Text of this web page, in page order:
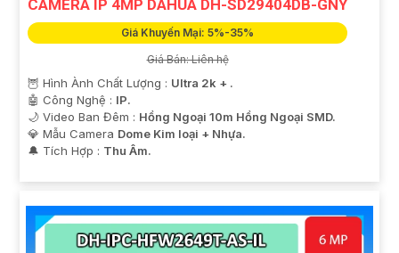
CAMERA IP 4MP DAHUA DH-SD29404DB-GNY
Giá Khuyến Mại: 5%-35%
Giá Bán: Liên hệ
🦉 Hình Ành Chất Lượng : Ultra 2k + .
🤖️ Công Nghệ : IP.
🌙 Video Ban Đêm : Hồng Ngoại 10m Hồng Ngoại SMD.
💎 Mẫu Camera Dome Kim loại + Nhựa.
️🔔 Tích Hợp : Thu Âm.